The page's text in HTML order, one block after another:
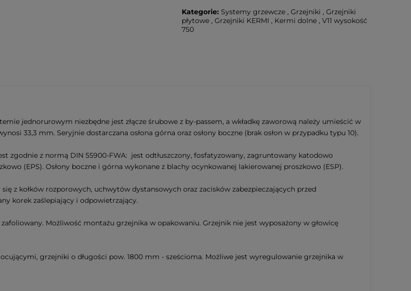
Kategorie: Systemy grzewcze, Grzejniki , Grzejniki
płytowe, Grzejniki KERMI , Kermi dolne, V11 wysokość
750
jednorurowym niezbędne jest złącze śrubowe z by-passem, a wkładkę zaworową należy umieścić w
33,3 mm. Seryjnie dostarczana osłona górna oraz osłony boczne (brak osłon w przypadku typu 10).
zgodnie z normą DIN 55900-FWA: jest odtłuszczony, fosfatyzowany, zagruntowany katodowo
(EPS). Osłony boczne i górna wykonane z blachy ocynkowanej lakierowanej proszkowo (ESP).
z kołków rozporowych, uchwytów dystansowych oraz zacisków zabezpieczających przed
korek zaślepiający i odpowietrzający.
Możliwość montażu grzejnika w opakowaniu. Grzejnik nie jest wyposażony w głowicę
grzejniki o długości pow. 1800 mm - sześcioma. Możliwe jest wyregulowanie grzejnika w